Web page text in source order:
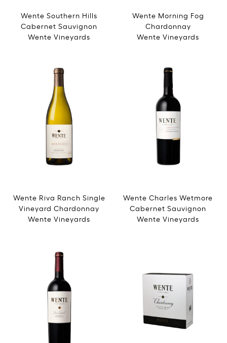
Wente Southern Hills
Cabernet Sauvignon
Wente Vineyards
Wente Morning Fog
Chardonnay
Wente Vineyards
Wente Riva Ranch Single
Vineyard Chardonnay
Wente Vineyards
Wente Charles Wetmore
Cabernet Sauvignon
Wente Vineyards